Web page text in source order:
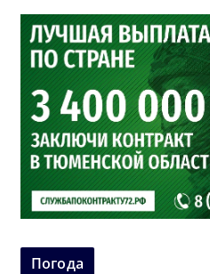
Погода